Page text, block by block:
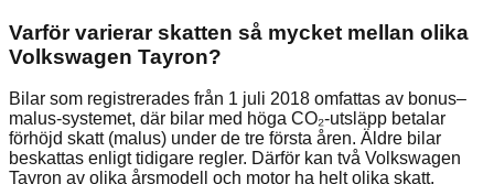
Varför varierar skatten så mycket mellan olika
Volkswagen Tayron?
Bilar som registrerades från 1 juli 2018 omfattas av bonus–
malus-systemet, där bilar med höga CO₂-utsläpp betalar
förhöjd skatt (malus) under de tre första åren. Äldre bilar
beskattas enligt tidigare regler. Därför kan två Volkswagen
Tayron av olika årsmodell och motor ha helt olika skatt.